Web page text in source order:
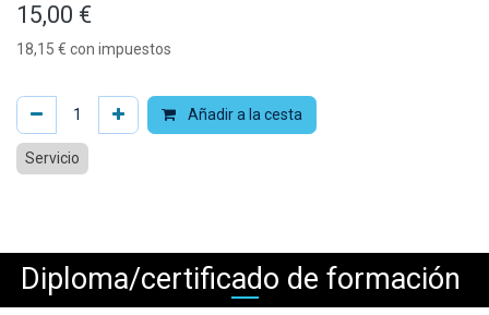
15,00 €
18,15 € con impuestos
Añadir a la cesta
Servicio
Diploma/certificado de formación